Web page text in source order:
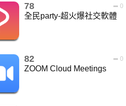
78 0
全民party-超火爆社交軟體
82 0
ZOOM Cloud Meetings